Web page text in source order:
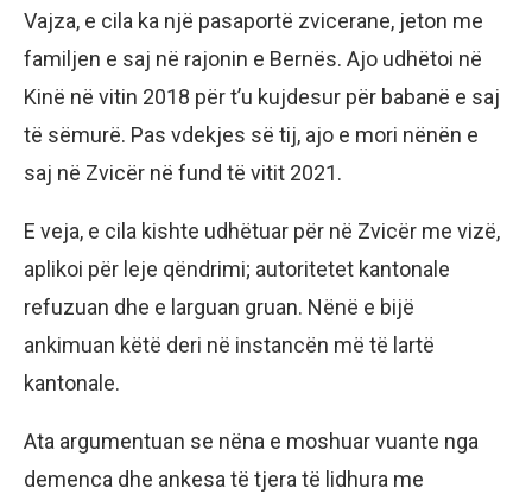
Vajza, e cila ka një pasaportë zvicerane, jeton me
familjen e saj në rajonin e Bernës. Ajo udhëtoi në
Kinë në vitin 2018 për t’u kujdesur për babanë e saj
të sëmurë. Pas vdekjes së tij, ajo e mori nënën e
saj në Zvicër në fund të vitit 2021.
E veja, e cila kishte udhëtuar për në Zvicër me vizë,
aplikoi për leje qëndrimi; autoritetet kantonale
refuzuan dhe e larguan gruan. Nënë e bijë
ankimuan këtë deri në instancën më të lartë
kantonale.
Ata argumentuan se nëna e moshuar vuante nga
demenca dhe ankesa të tjera të lidhura me